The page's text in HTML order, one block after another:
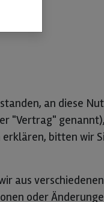
an diese
"Vertrag"
bitten wir
aus
oder